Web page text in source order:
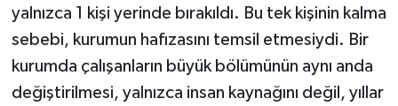
yalnızca 1 kişi yerinde bırakıldı. Bu tek kişinin kalma
sebebi, kurumun hafızasını temsil etmesiydi. Bir
kurumda çalışanların büyük bölümünün aynı anda
değiştirilmesi, yalnızca insan kaynağını değil, yıllar